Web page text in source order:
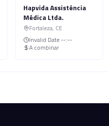
Hapvida Assistência
Médica Ltda.
Fortaleza, CE
Invalid Date --:--
A combinar